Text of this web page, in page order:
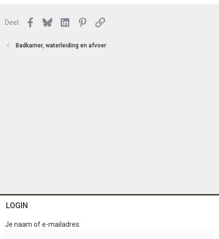
Deel: Facebook
BlueskyLinkedInPinterest
Link
Badkamer, waterleiding en afvoer
LOGIN
Je naam of e-mailadres